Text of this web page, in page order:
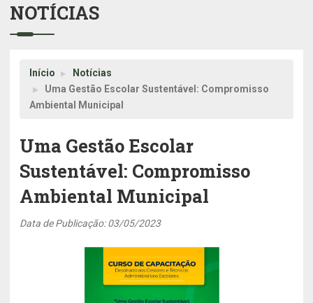
NOTÍCIAS
Início
Notícias
Uma Gestão Escolar Sustentável: Compromisso
Ambiental Municipal
Uma Gestão Escolar
Sustentável: Compromisso
Ambiental Municipal
Data de Publicação: 03/05/2023